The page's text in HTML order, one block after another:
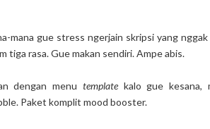
mana gue stress ngerjain skripsi yang
tiga rasa. Gue makan sendiri. Ampe abis.
dengan menu templatekalo gue kesana,
Paket komplit mood booster.